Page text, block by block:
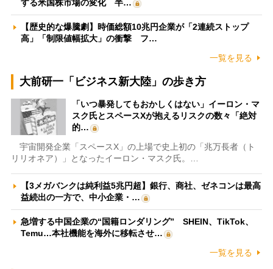
する米国株市場の変化 半…
【歴史的な爆騰劇】時価総額10兆円企業が「2連続ストップ
高」「制限値幅拡大」の衝撃 フ…
一覧を見る
大前研一「ビジネス新大陸」の歩き方
「いつ暴発してもおかしくはない」イーロン・マ
スク氏とスペースXが抱えるリスクの数々「絶対
的…
宇宙開発企業「スペースX」の上場で史上初の「兆万長者（ト
リリオネア）」となったイーロン・マスク氏。…
【3メガバンクは純利益5兆円超】銀行、商社、ゼネコンは最高
益続出の一方で、中小企業・…
急増する中国企業の“国籍ロンダリング” SHEIN、TikTok、
Temu…本社機能を海外に移転させ…
一覧を見る